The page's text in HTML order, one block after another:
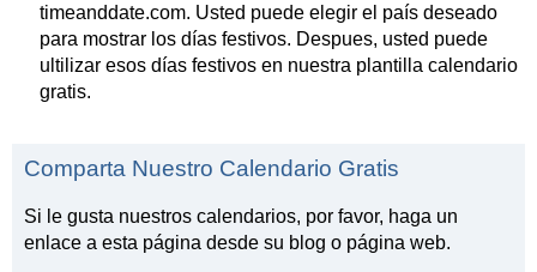
timeanddate.com. Usted puede elegir el país deseado
para mostrar los días festivos. Despues, usted puede
ultilizar esos días festivos en nuestra plantilla calendario
gratis.
Comparta Nuestro Calendario Gratis
Si le gusta nuestros calendarios, por favor, haga un
enlace a esta página desde su blog o página web.